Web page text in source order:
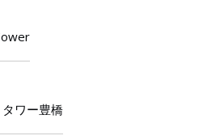
ワー豊橋